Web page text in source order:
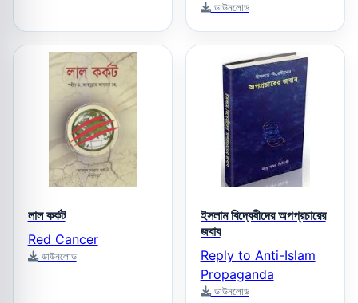
ডাউনলোড
লাল কর্কট
Red Cancer
ডাউনলোড
ইসলাম বিদ্বেষীদের অপপ্রচারের
জবাব
Reply to Anti-Islam
Propaganda
ডাউনলোড